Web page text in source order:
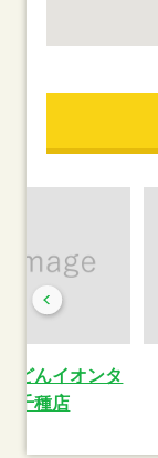
どんイオンタ
千種店